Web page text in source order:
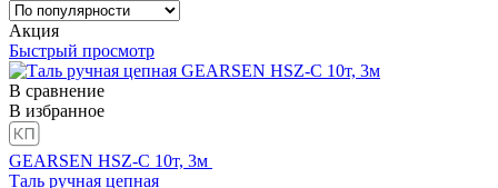
Акция
Быстрый просмотр
В сравнение
В избранное
GEARSEN HSZ-C 10т, 3м
Таль ручная цепная